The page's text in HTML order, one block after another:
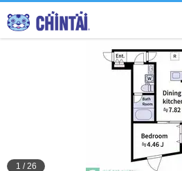
住所か
家賃相
通勤通
物件特
1 /26